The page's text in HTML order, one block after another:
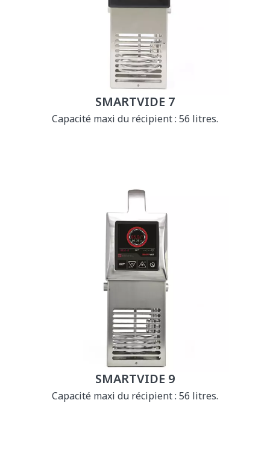
SMARTVIDE 7
Capacité maxi du récipient : 56 litres.
SMARTVIDE 9
Capacité maxi du récipient : 56 litres.